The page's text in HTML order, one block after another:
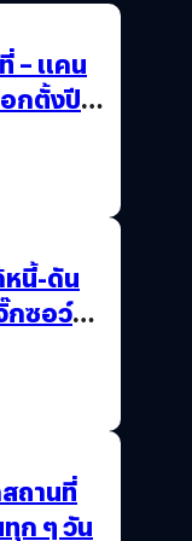
– แคน
กตั้งปี
หนี้-ดัน
กซอว์
ถานที่
ก ๆ วัน